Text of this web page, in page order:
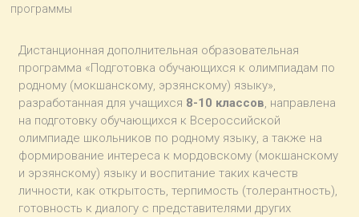
программы
Дистанционная дополнительная образовательная
программа «Подготовка обучающихся к олимпиадам по
родному (мокшанскому, эрзянскому) языку»,
разработанная для учащихся 8-10 классов, направлена
на подготовку обучающихся к Всероссийской
олимпиаде школьников по родному языку, а также на
формирование интереса к мордовскому (мокшанскому
и эрзянскому) языку и воспитание таких качеств
личности, как открытость, терпимость (толерантность),
готовность к диалогу с представителями других